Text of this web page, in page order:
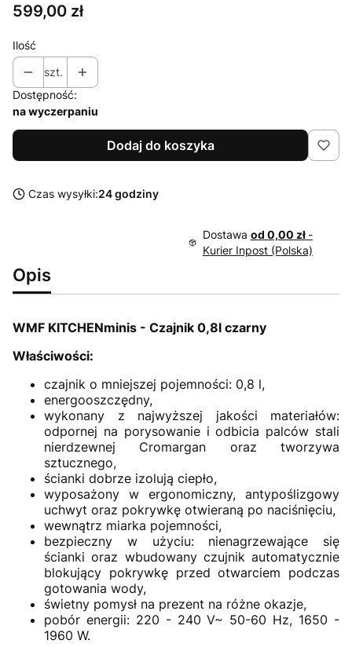
Cena
599,00 zł
Ilość
szt.
Dostępność:
na wyczerpaniu
Dodaj do koszyka
Czas wysyłki:24 godziny
Dostawa od 0,00 zł -
Kurier Inpost (Polska)
Opis
WMF KITCHENminis - Czajnik 0,8l czarny
Właściwości:
czajnik o mniejszej pojemności: 0,8 l,
energooszczędny,
wykonany z najwyższej jakości materiałów:
odpornej na porysowanie i odbicia palców stali
nierdzewnej Cromargan oraz tworzywa
sztucznego,
ścianki dobrze izolują ciepło,
wyposażony w ergonomiczny, antypoślizgowy
uchwyt oraz pokrywkę otwieraną po naciśnięciu,
wewnątrz miarka pojemności,
bezpieczny w użyciu: nienagrzewające się
ścianki oraz wbudowany czujnik automatycznie
blokujący pokrywkę przed otwarciem podczas
gotowania wody,
świetny pomysł na prezent na różne okazje,
pobór energii: 220 - 240 V~ 50-60 Hz, 1650 -
1960 W.